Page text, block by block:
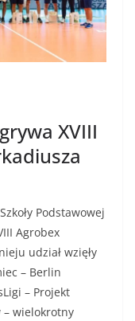
XVIII
Podstawowej
Agrobex
udział wzięły
– Berlin
– Projekt
– wielokrotny